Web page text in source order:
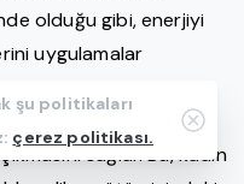
olduğu gibi, enerjiyi
uygulamalar
bedenin ince
meme alanında
sağlar. Bu, kadın
şu politikaları
çerez politikası.